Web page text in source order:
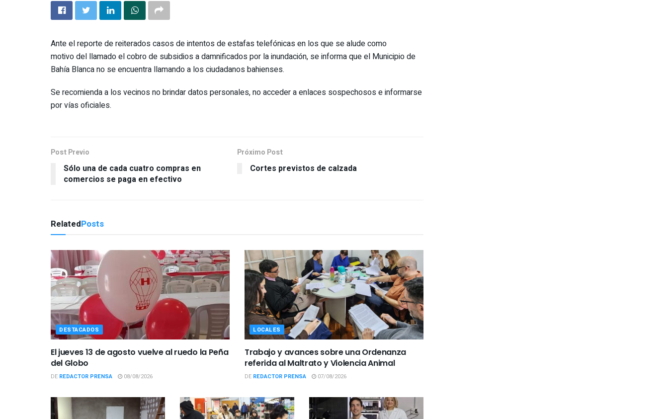
Ante el reporte de reiterados casos de intentos de estafas telefónicas en los que se alude como
motivo del llamado el cobro de subsidios a damnificados por la inundación, se informa que el Municipio de
Bahía Blanca no se encuentra llamando a los ciudadanos bahienses.
Se recomienda a los vecinos no brindar datos personales, no acceder a enlaces sospechosos e informarse
por vías oficiales.
Post Previo
Sólo una de cada cuatro compras en
comercios se paga en efectivo
Próximo Post
Cortes previstos de calzada
RelatedPosts
DESTACADOS
El jueves 13 de agosto vuelve al ruedo la Peña
del Globo
DE REDACTOR PRENSA 08/08/2026
LOCALES
Trabajo y avances sobre una Ordenanza
referida al Maltrato y Violencia Animal
DE REDACTOR PRENSA 07/08/2026